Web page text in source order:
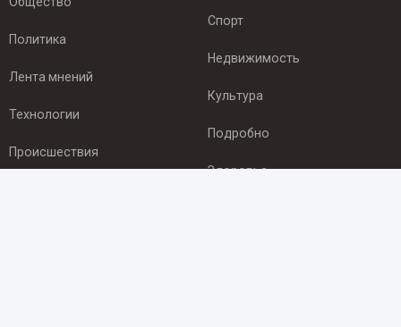
Политика
Лента мнений
Технологии
Происшествия
Спорт
Недвижимость
Культура
Подробно
Здоровье